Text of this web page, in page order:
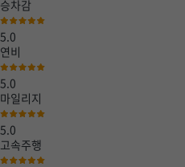
승차감
5.0
연비
5.0
마일리지
5.0
고속주행